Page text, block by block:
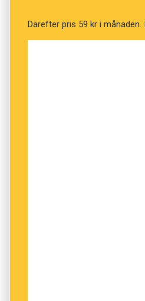
Därefter pris 59 kr i månaden.